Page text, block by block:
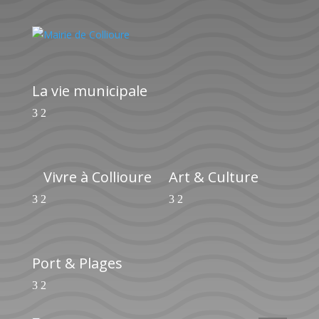
La vie municipale
Vivre à Collioure Art & Culture
Port & Plages